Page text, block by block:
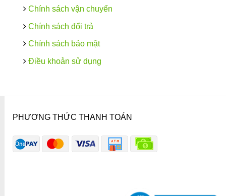
Chính sách vận chuyển
Chính sách đổi trả
Chính sách bảo mật
Điều khoản sử dụng
PHƯƠNG THỨC THANH TOÁN